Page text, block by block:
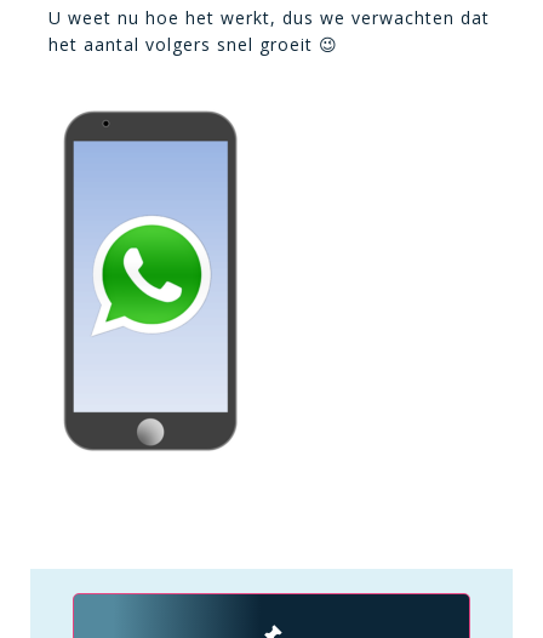
U weet nu hoe het werkt, dus we verwachten dat
het aantal volgers snel groeit 😉